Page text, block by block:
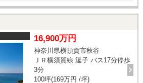
16,900万円
神奈川県横須賀市秋谷
ＪＲ横須賀線 逗子 バス17分停歩
3分
100坪(169万円 /坪)